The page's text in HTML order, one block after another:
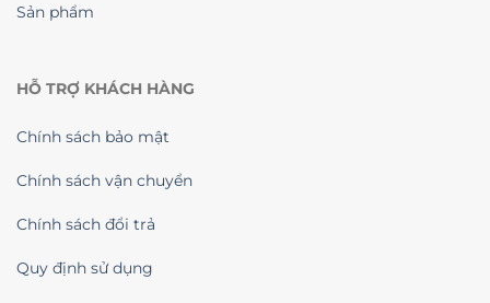
Sản phẩm
HỖ TRỢ KHÁCH HÀNG
Chính sách bảo mật
Chính sách vận chuyển
Chính sách đổi trả
Quy định sử dụng